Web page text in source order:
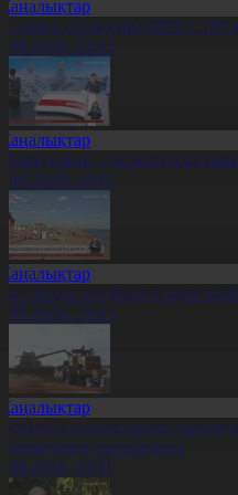
ойындары-2026»:
20:15
– ақ жартасқа
20:14
тұзды көлдерде 6 адам
20:13
солтүстіктегі
құттықтады
20:11